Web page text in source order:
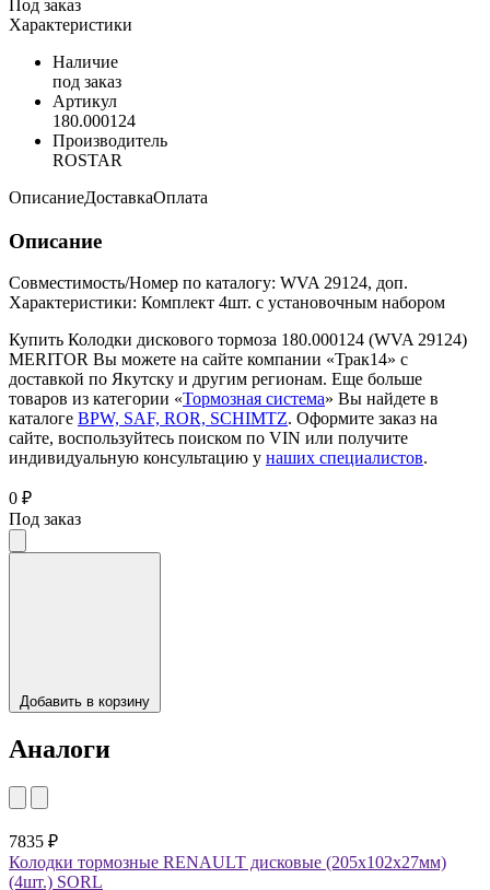
Под заказ
Характеристики
Наличие
под заказ
Артикул
180.000124
Производитель
ROSTAR
ОписаниеДоставкаОплата
Описание
Совместимость/Номер по каталогу: WVA 29124, доп.
Характеристики: Комплект 4шт. с установочным набором
Купить Колодки дискового тормоза 180.000124 (WVA 29124)
MERITOR Вы можете на сайте компании «Трак14» с
доставкой по Якутску и другим регионам. Еще больше
товаров из категории «Тормозная система» Вы найдете в
каталоге BPW, SAF, ROR, SCHIMTZ. Оформите заказ на
сайте, воспользуйтесь поиском по VIN или получите
индивидуальную консультацию у наших специалистов.
0 ₽
Под заказ
Добавить в корзину
Аналоги
7835 ₽
Колодки тормозные RENAULT дисковые (205х102х27мм)
(4шт.) SORL